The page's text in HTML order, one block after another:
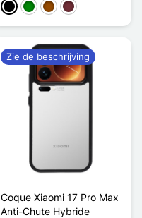
ZwartGroenBruinRouge Vin
Coque Xiaomi 17 Pro Max
Anti-Chute Hybride
Zie de beschrijving